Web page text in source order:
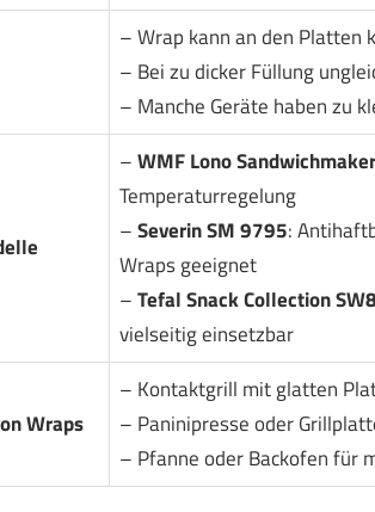
– Wrap kann an den Platten
– Bei zu dicker Füllung
– Manche Geräte haben zu
–WMF Lono Sandwichmaker
Temperaturregelung
–Severin SM 9795:
Wraps geeignet
–Tefal Snack Collection
vielseitig einsetzbar
Wraps
– Kontaktgrill mit glatten
– Paninipresse oder
– Pfanne oder Backofen für